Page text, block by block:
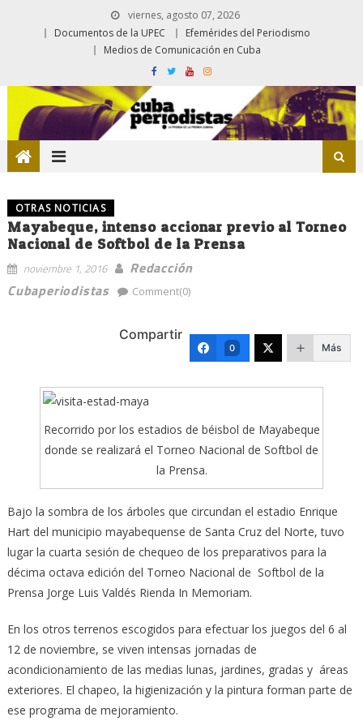
viernes, agosto 07, 2026
Documentos de la UPEC
Efemérides del Periodismo
Medios de Comunicación en Cuba
OTRAS NOTICIAS
Mayabeque, intenso accionar previo al Torneo
Nacional de Softbol de la Prensa
noviembre 1, 2016
Redacción
Cubaperiodistas
Comment(0)
Compartir
0 Más
Recorrido por los estadios de béisbol de Mayabeque
donde se realizará el Torneo Nacional de Softbol de
la Prensa.
Bajo la sombra de los árboles que circundan el estadio Enrique
Hart del municipio mayabequense de Santa Cruz del Norte, tuvo
lugar la cuarta sesión de chequeo de los preparativos para la
décima octava edición del Torneo Nacional de Softbol de la
Prensa Jorge Luis Valdés Rienda In Memoriam.
En los otros terrenos escogidos para efectuar los juegos del 6 al
12 de noviembre, se viven intensas jornadas de
acondicionamiento de las medias lunas, jardines, gradas y áreas
exteriores. El chapeo, la higienización y la pintura forman parte de
ese programa de mejoramiento.